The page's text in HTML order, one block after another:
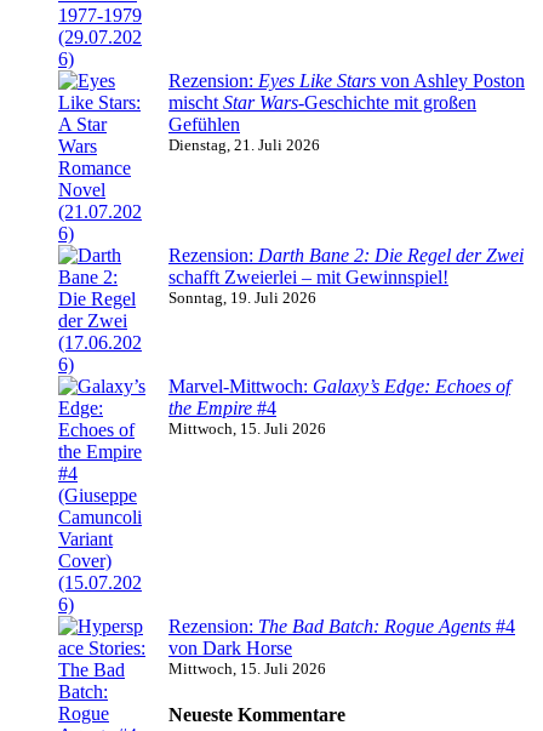
Rezension: Eyes Like Stars von Ashley Poston
mischt Star Wars-Geschichte mit großen
Gefühlen
Dienstag, 21. Juli 2026
Rezension: Darth Bane 2: Die Regel der Zwei
schafft Zweierlei – mit Gewinnspiel!
Sonntag, 19. Juli 2026
Marvel-Mittwoch: Galaxy’s Edge: Echoes of
the Empire #4
Mittwoch, 15. Juli 2026
Rezension: The Bad Batch: Rogue Agents #4
von Dark Horse
Mittwoch, 15. Juli 2026
Neueste Kommentare